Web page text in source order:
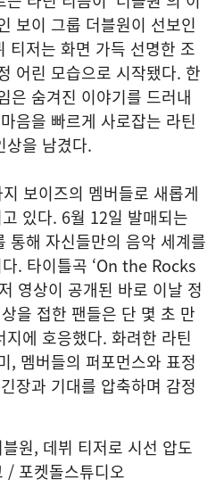
보이 그룹 더블원이 선보인
티저는 화면 가득 선명한 조
어린 모습으로 시작됐다. 한
은 숨겨진 이야기를 드러내
음을 빠르게 사로잡는 라틴
상을 남겼다.
보이즈의 멤버들로 새롭게
있다. 6월 12일 발매되는
통해 자신들만의 음악 세계를
. 타이틀곡 ‘On the Rocks
영상이 공개된 바로 이날 정
을 접한 팬들은 단 몇 초 만
에 호응했다. 화려한 라틴
, 멤버들의 퍼포먼스와 표정
장과 기대를 압축하며 감정